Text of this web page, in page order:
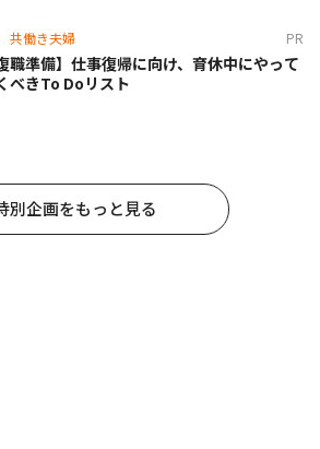
共働き夫婦 PR
復職準備】仕事復帰に向け、育休中にやって
べきTo Doリスト
別企画をもっと見る